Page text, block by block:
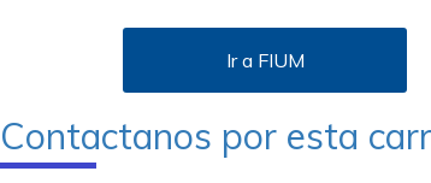
Ir a FIUM
Contactanos por esta